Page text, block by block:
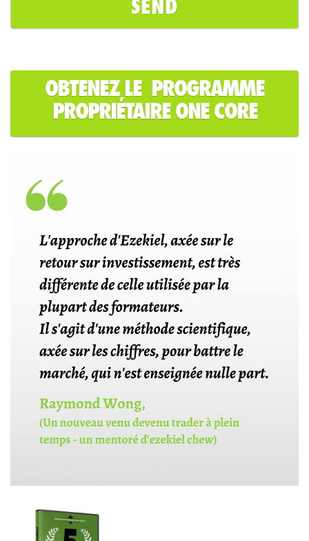
OBTENEZ LE PROGRAMME
PROPRIÉTAIRE ONE CORE